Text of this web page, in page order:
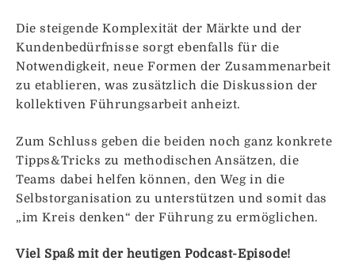
Die steigende Komplexität der Märkte und der
Kundenbedürfnisse sorgt ebenfalls für die
Notwendigkeit, neue Formen der Zusammenarbeit
zu etablieren, was zusätzlich die Diskussion der
kollektiven Führungsarbeit anheizt.
Zum Schluss geben die beiden noch ganz konkrete
Tipps&Tricks zu methodischen Ansätzen, die
Teams dabei helfen können, den Weg in die
Selbstorganisation zu unterstützen und somit das
„im Kreis denken“ der Führung zu ermöglichen.
Viel Spaß mit der heutigen Podcast-Episode!